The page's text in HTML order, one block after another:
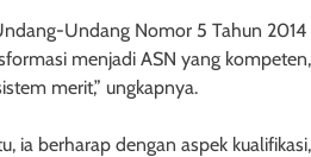
Undang Nomor 5 Tahun
menjadi ASN yang
merit,” ungkapnya.
ia berharap dengan aspek